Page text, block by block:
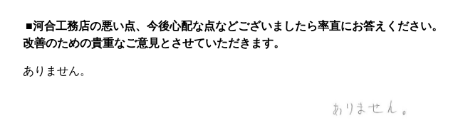
■河合工務店の悪い点、今後心配な点などございましたら率直にお答えください。
改善のための貴重なご意見とさせていただきます。
ありません。